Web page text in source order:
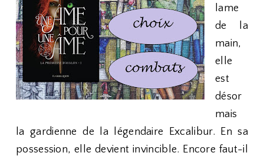
lame
de la
main,
elle
est
désor
mais
la gardienne de la légendaire Excalibur. En sa
possession, elle devient invincible. Encore faut-il